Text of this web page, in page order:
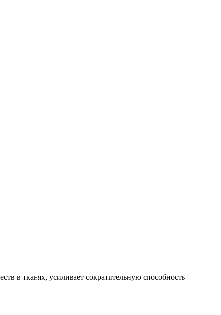
в тканях, усиливает сократительную способность